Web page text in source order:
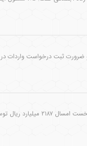
ثبت درخواست واردات در
طبق آمار ارائه شده توسط سازمان توسعه و نوسازی معادن و